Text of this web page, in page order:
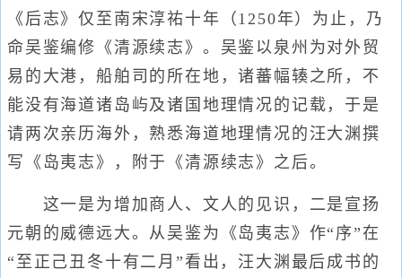
《后志》仅至南宋淳祐十年（1250年）为止，乃
命吴鉴编修《清源续志》。吴鉴以泉州为对外贸
易的大港，船舶司的所在地，诸蕃幅辏之所，不
能没有海道诸岛屿及诸国地理情况的记载，于是
请两次亲历海外，熟悉海道地理情况的汪大渊撰
写《岛夷志》，附于《清源续志》之后。
这一是为增加商人、文人的见识，二是宣扬
元朝的威德远大。从吴鉴为《岛夷志》作“序”在
“至正己丑冬十有二月”看出，汪大渊最后成书的